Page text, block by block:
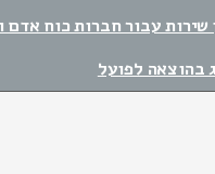
עבור חברות כוח אדם
בהוצאה לפועל